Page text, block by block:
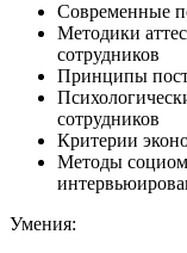
Современные
Методики
сотрудников
Принципы
сотрудников
Критерии
Методы
Умения: